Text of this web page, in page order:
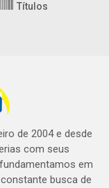
Títulos
de 2004 e desde
com seus
em
busca de